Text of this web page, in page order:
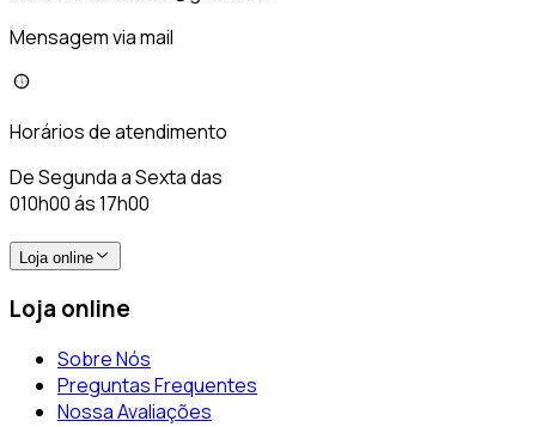
Mensagem via mail
Horários de atendimento
De Segunda a Sexta das
010h00 ás 17h00
Loja online
Loja online
Sobre Nós
Preguntas Frequentes
Nossa Avaliações